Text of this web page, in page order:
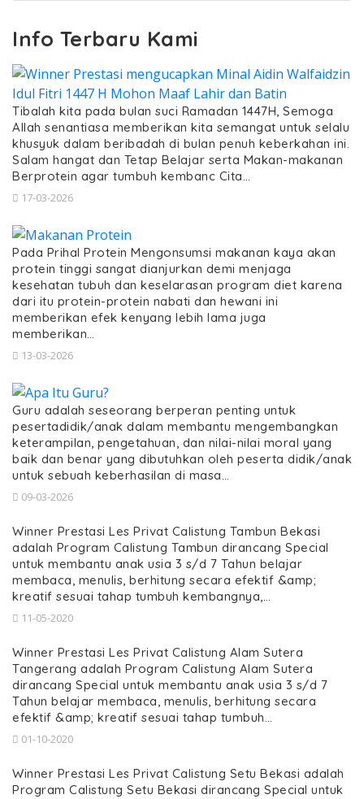
Info Terbaru Kami
Tibalah kita pada bulan suci Ramadan 1447H, Semoga
Allah senantiasa memberikan kita semangat untuk selalu
khusyuk dalam beribadah di bulan penuh keberkahan ini.
Salam hangat dan Tetap Belajar serta Makan-makanan
Berprotein agar tumbuh kembanc Cita…
17-03-2026
Pada Prihal Protein Mengonsumsi makanan kaya akan
protein tinggi sangat dianjurkan demi menjaga
kesehatan tubuh dan keselarasan program diet karena
dari itu protein-protein nabati dan hewani ini
memberikan efek kenyang lebih lama juga
memberikan…
13-03-2026
Guru adalah seseorang berperan penting untuk
pesertadidik/anak dalam membantu mengembangkan
keterampilan, pengetahuan, dan nilai-nilai moral yang
baik dan benar yang dibutuhkan oleh peserta didik/anak
untuk sebuah keberhasilan di masa…
09-03-2026
Winner Prestasi Les Privat Calistung Tambun Bekasi
adalah Program Calistung Tambun dirancang Special
untuk membantu anak usia 3 s/d 7 Tahun belajar
membaca, menulis, berhitung secara efektif &amp;
kreatif sesuai tahap tumbuh kembangnya,…
11-05-2020
Winner Prestasi Les Privat Calistung Alam Sutera
Tangerang adalah Program Calistung Alam Sutera
dirancang Special untuk membantu anak usia 3 s/d 7
Tahun belajar membaca, menulis, berhitung secara
efektif &amp; kreatif sesuai tahap tumbuh…
01-10-2020
Winner Prestasi Les Privat Calistung Setu Bekasi adalah
Program Calistung Setu Bekasi dirancang Special untuk